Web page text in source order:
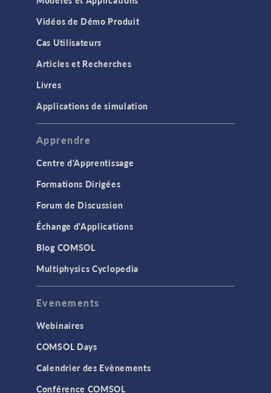
Vidéos de Démo Produit
Cas Utilisateurs
Articles et Recherches
Livres
Applications de simulation
Apprendre
Centre d'Apprentissage
Formations Dirigées
Forum de Discussion
Échange d'Applications
Blog COMSOL
Multiphysics Cyclopedia
Evenements
Webinaires
COMSOL Days
Calendrier des Evènements
Conférence COMSOL